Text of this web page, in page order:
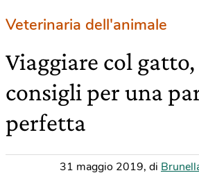
Veterinaria dell'animale
Viaggiare col
consigli per una
perfetta
31 maggio 2019, di